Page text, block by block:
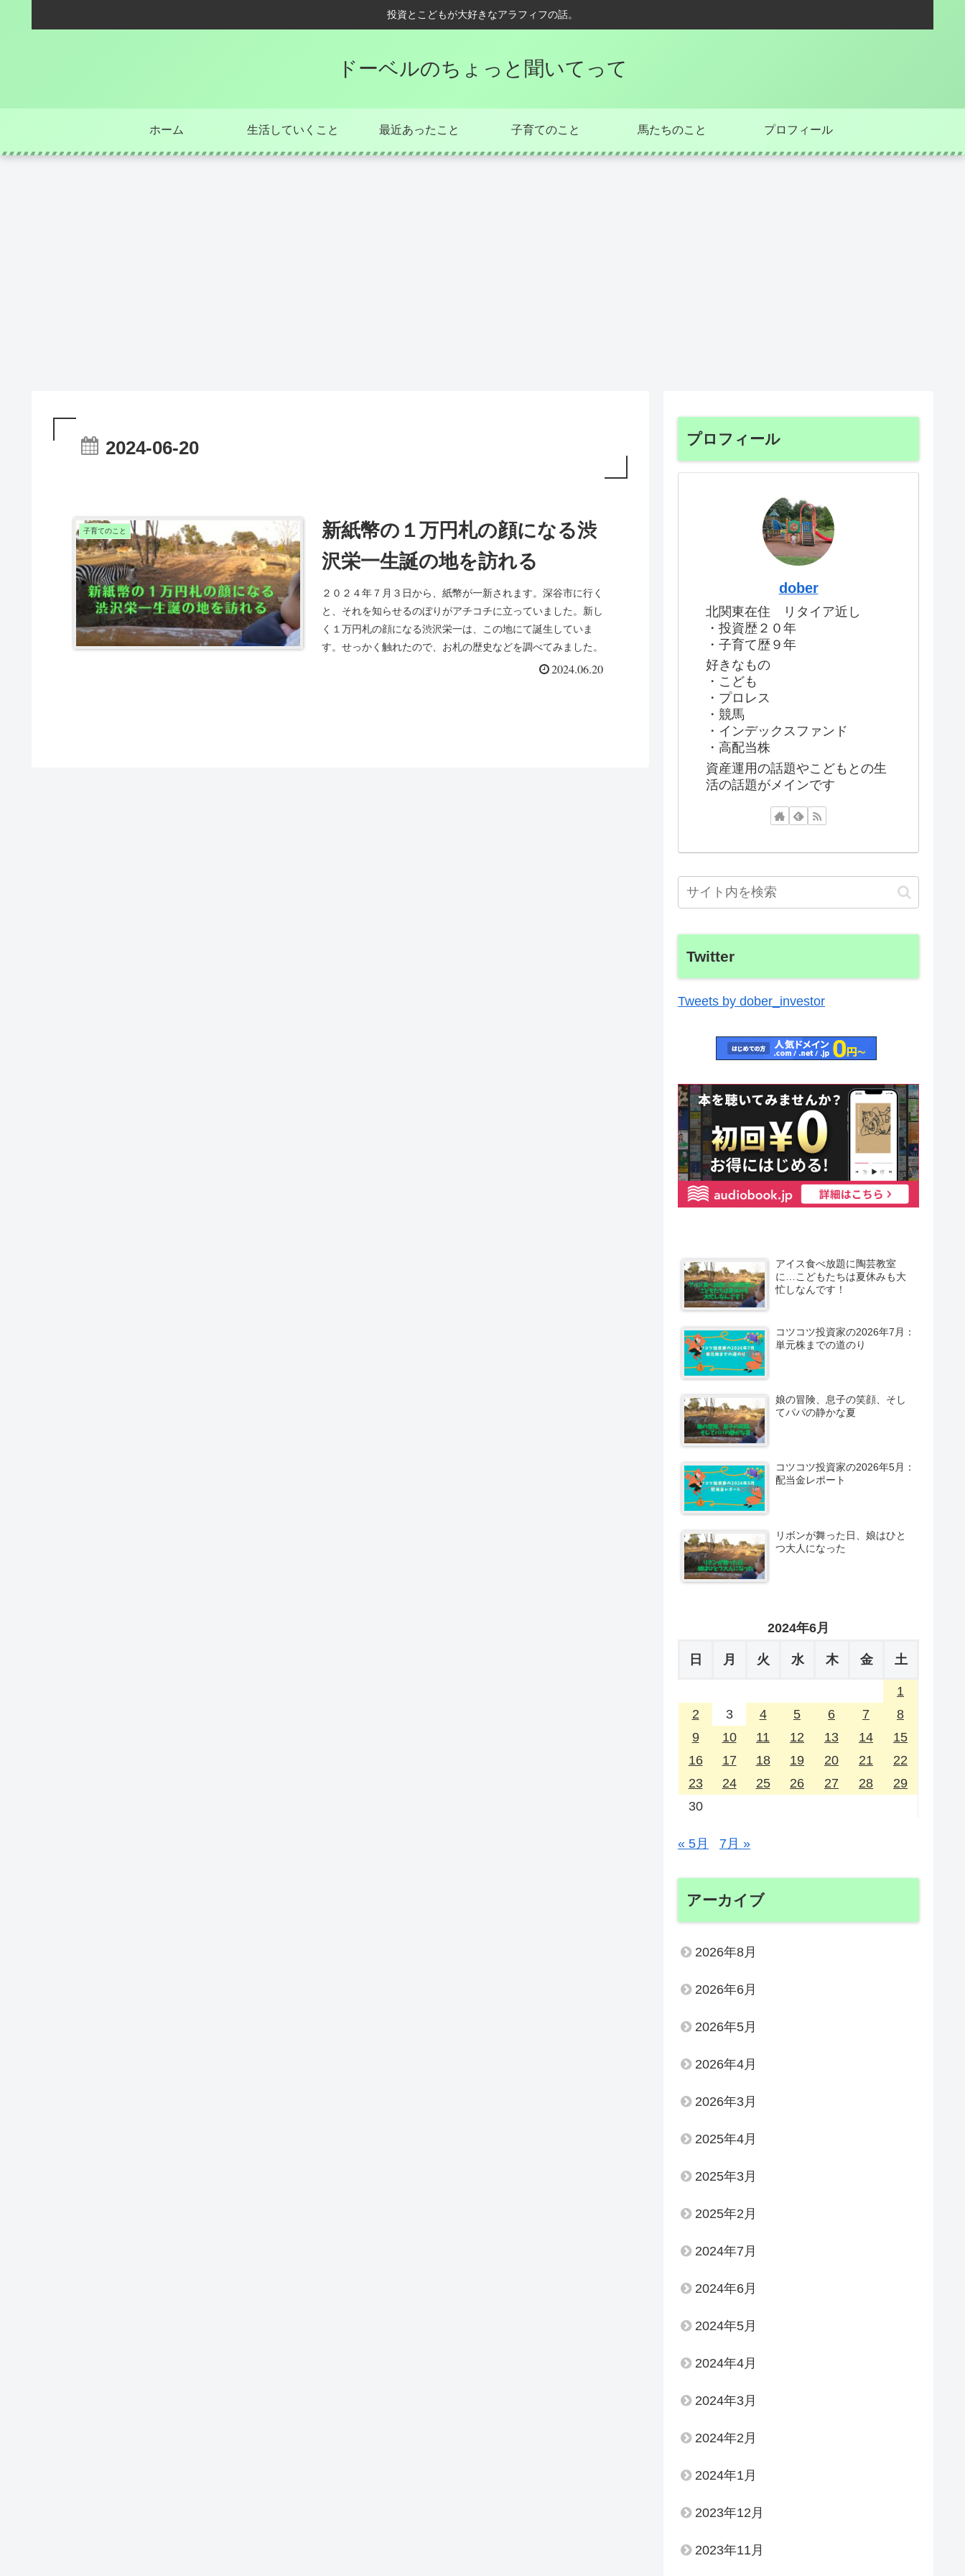
投資とこどもが大好きなアラフィフの話。
ドーベルのちょっと聞いてって
ホーム 生活していくこと 最近あったこと 子育てのこと 馬たちのこと プロフィール
2024-06-20
子育てのこと
新紙幣の１万円札の顔になる渋
沢栄一生誕の地を訪れる
２０２４年７月３日から、紙幣が一新されます。深谷市に行く
と、それを知らせるのぼりがアチコチに立っていました。新し
く１万円札の顔になる渋沢栄一は、この地にて誕生していま
す。せっかく触れたので、お札の歴史などを調べてみました。
2024.06.20
プロフィール
dober
北関東在住 リタイア近し
・投資歴２０年
・子育て歴９年
好きなもの
・こども
・プロレス
・競馬
・インデックスファンド
・高配当株
資産運用の話題やこどもとの生
活の話題がメインです
Twitter
Tweets by dober_investor
アイス食べ放題に陶芸教室
に…こどもたちは夏休みも大
忙しなんです！
コツコツ投資家の2026年7月：
単元株までの道のり
娘の冒険、息子の笑顔、そし
てパパの静かな夏
コツコツ投資家の2026年5月：
配当金レポート
リボンが舞った日、娘はひと
つ大人になった
2024年6月
日 月 火 水 木 金 土
1
2
3 4 5 6 7
8
9
10 11 12 13 14
15
16
17 18 19 20 21
22
23
24 25 26 27 28
29
30
« 5月 7月 »
アーカイブ
2026年8月
2026年6月
2026年5月
2026年4月
2026年3月
2025年4月
2025年3月
2025年2月
2024年7月
2024年6月
2024年5月
2024年4月
2024年3月
2024年2月
2024年1月
2023年12月
2023年11月